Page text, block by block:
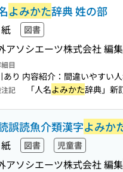
よみかた辞典 姓の部
紙 図書
アソシエーツ株式会社 編集
目
あり 内容紹介：間違いやすい
記 「人名よみかた辞典」新
誤読魚介類漢字よみか
紙 図書 児童書
アソシエーツ株式会社 編集